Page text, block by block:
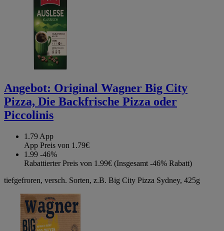
Angebot: Original Wagner Big City
Pizza, Die Backfrische Pizza oder
Piccolinis
1.79 App
App Preis von 1.79€
1.99 -46%
Rabattierter Preis von 1.99€ (Insgesamt -46% Rabatt)
tiefgefroren, versch. Sorten, z.B. Big City Pizza Sydney, 425g